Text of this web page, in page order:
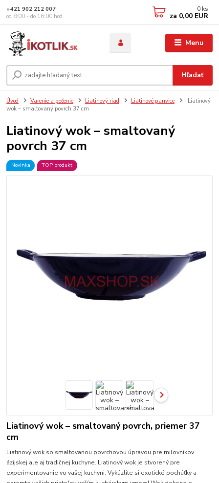
Menu
Hľadať
+421 902 212 007
od 8:00 - do 16:00 hod
0 ks
za 0,00 EUR
Úvod Varenie a pečenie Liatinový riad Liatinové panvice
Liatinový
wok – smaltovaný povrch 37 cm
Liatinový wok – smaltovaný
povrch 37 cm
Novinka TOP produkt
Liatinový wok – smaltovaný povrch, priemer 37
cm
Liatinový wok so smaltovanou povrchovou úpravou pre milovníkov
ázijskej ale aj tradičnej kuchyne. Liatinový wok je stvorený pre
experimentovanie vo vašej kuchyni. Vykúzlite si exotické pochúťky a